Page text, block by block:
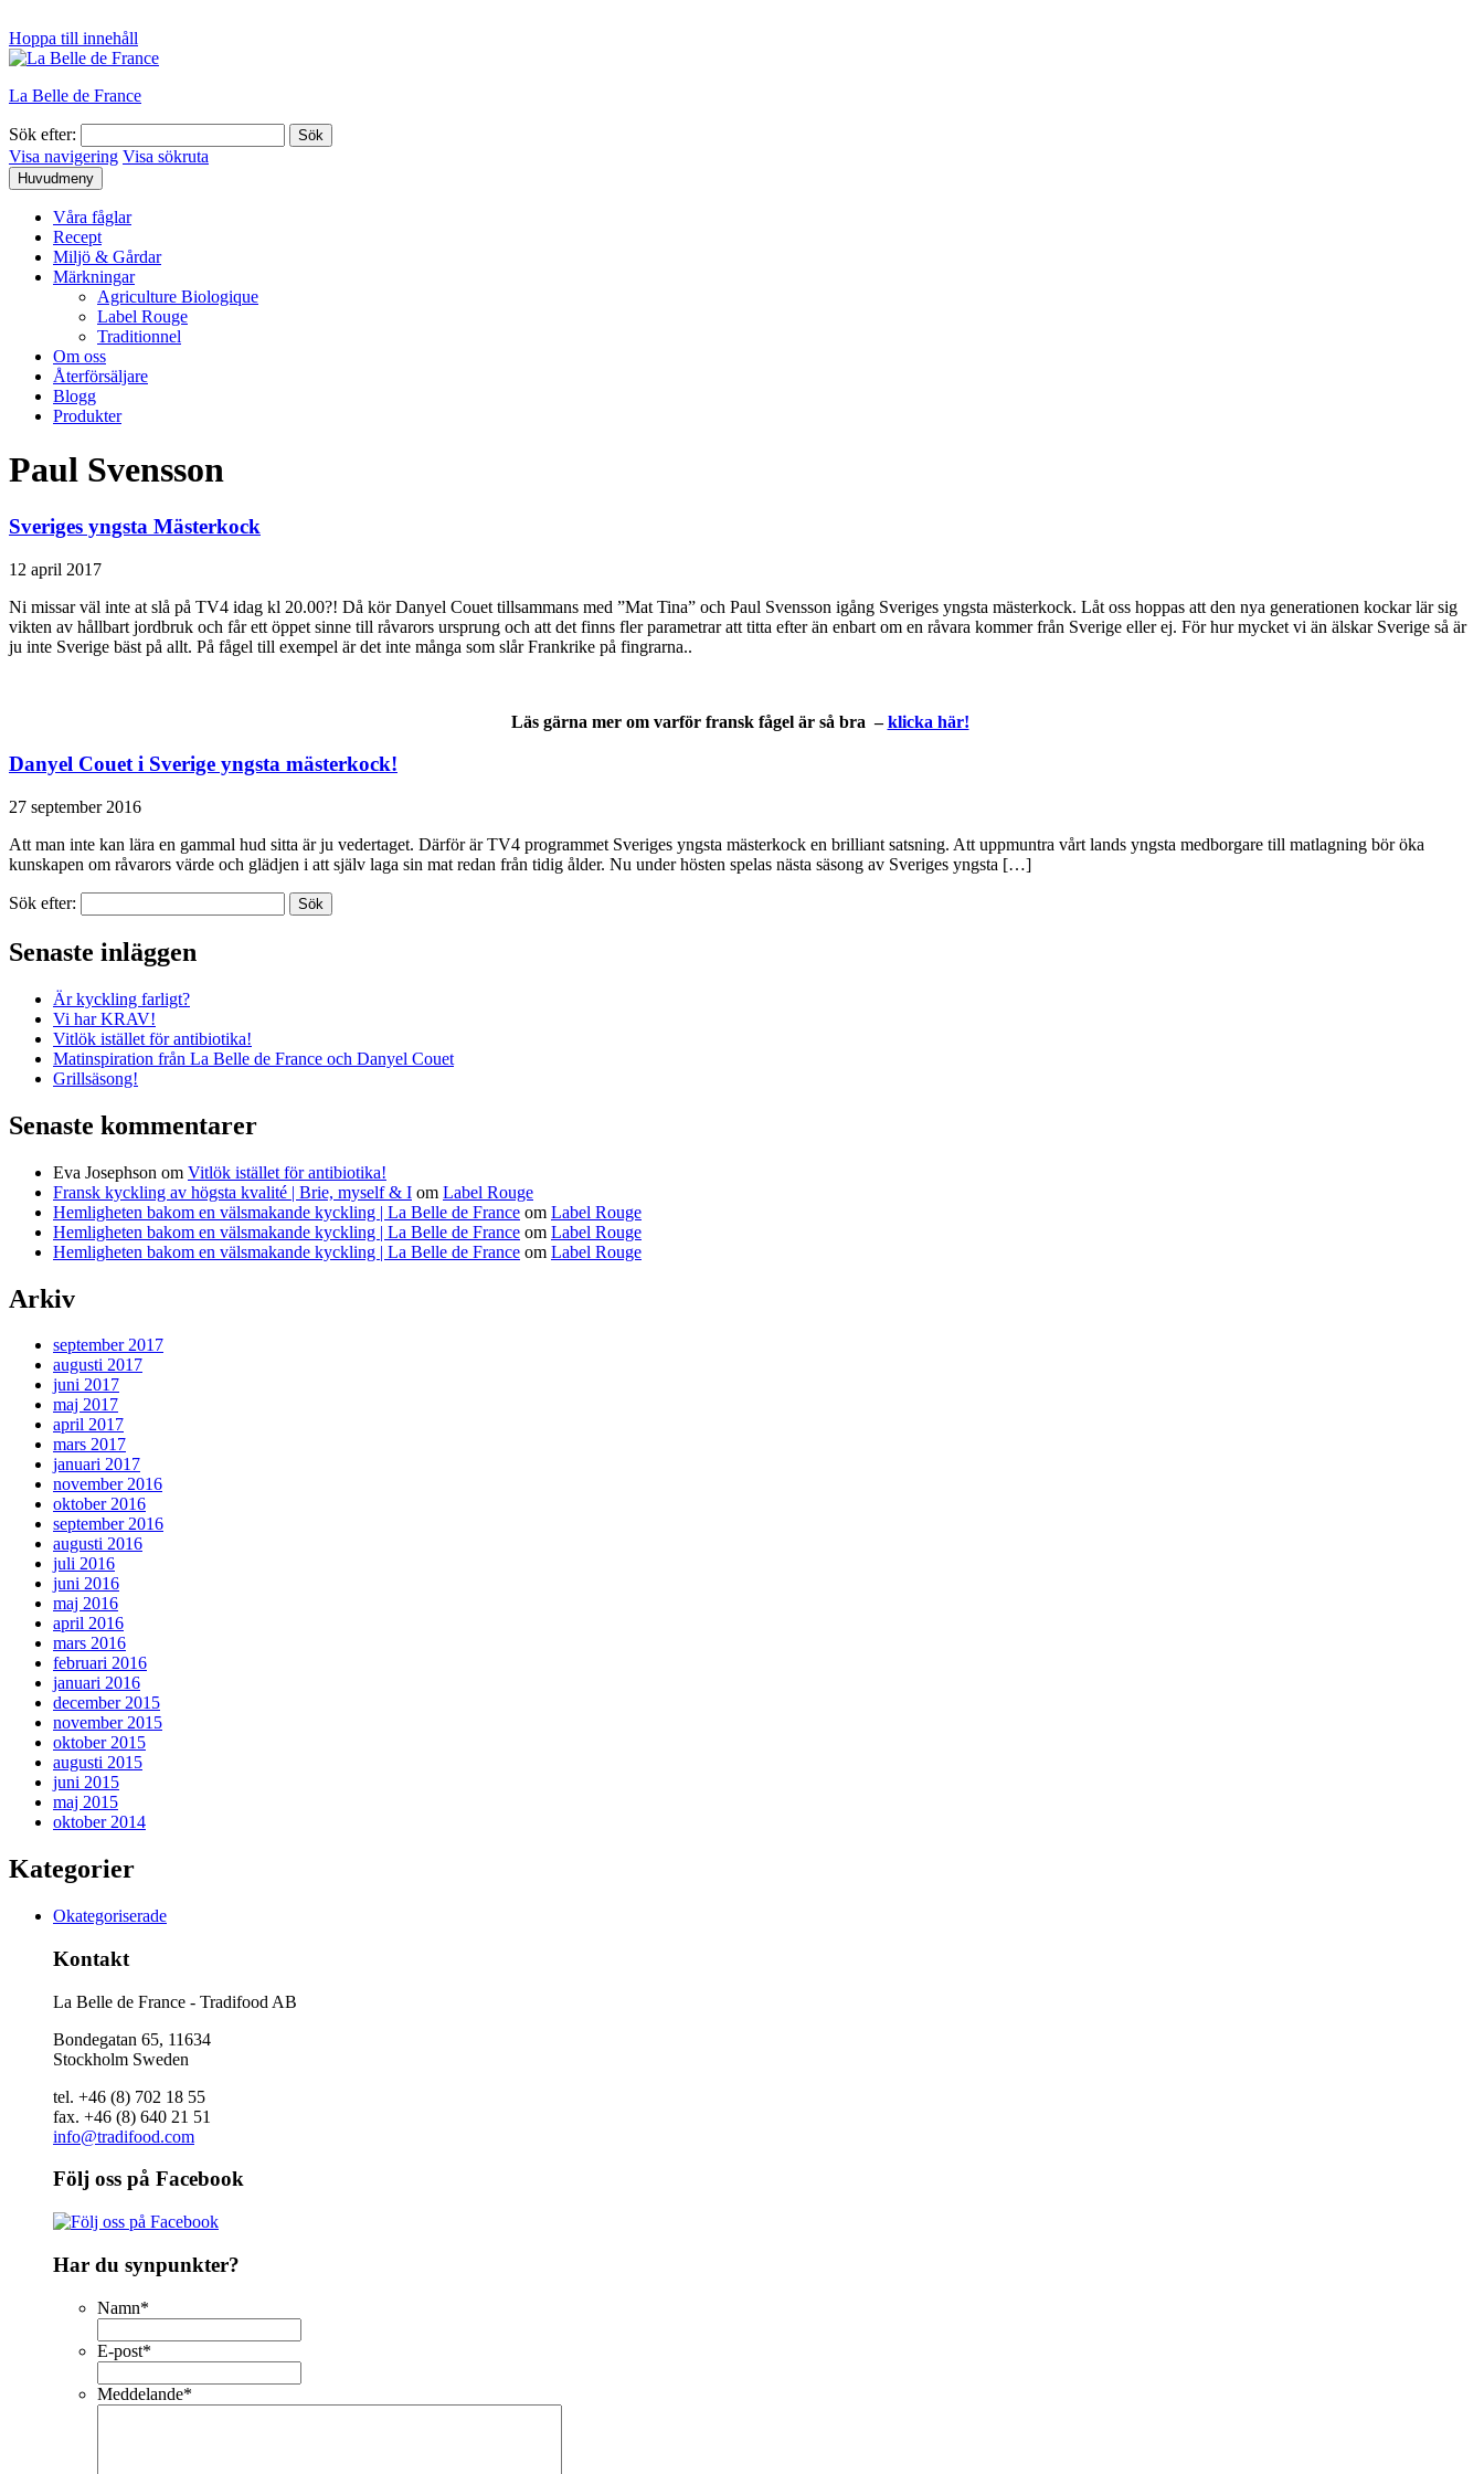
Hoppa till innehåll
La Belle de France
Sök efter:
Visa navigering Visa sökruta
Huvudmeny
Våra fåglar
Recept
Miljö & Gårdar
Märkningar
Agriculture Biologique
Label Rouge
Traditionnel
Om oss
Återförsäljare
Blogg
Produkter
Paul Svensson
Sveriges yngsta Mästerkock
12 april 2017
Ni missar väl inte at slå på TV4 idag kl 20.00?! Då kör Danyel Couet tillsammans med ”Mat Tina” och Paul Svensson igång Sveriges yngsta mästerkock. Låt oss hoppas att den nya generationen kockar lär sig
vikten av hållbart jordbruk och får ett öppet sinne till råvarors ursprung och att det finns fler parametrar att titta efter än enbart om en råvara kommer från Sverige eller ej. För hur mycket vi än älskar Sverige så är
ju inte Sverige bäst på allt. På fågel till exempel är det inte många som slår Frankrike på fingrarna..
Läs gärna mer om varför fransk fågel är så bra –klicka här!
Danyel Couet i Sverige yngsta mästerkock!
27 september 2016
Att man inte kan lära en gammal hud sitta är ju vedertaget. Därför är TV4 programmet Sveriges yngsta mästerkock en brilliant satsning. Att uppmuntra vårt lands yngsta medborgare till matlagning bör öka
kunskapen om råvarors värde och glädjen i att själv laga sin mat redan från tidig ålder. Nu under hösten spelas nästa säsong av Sveriges yngsta […]
Sök efter:
Senaste inläggen
Är kyckling farligt?
Vi har KRAV!
Vitlök istället för antibiotika!
Matinspiration från La Belle de France och Danyel Couet
Grillsäsong!
Senaste kommentarer
Eva Josephson om Vitlök istället för antibiotika!
Fransk kyckling av högsta kvalité | Brie, myself & I om Label Rouge
Hemligheten bakom en välsmakande kyckling | La Belle de France om Label Rouge
Hemligheten bakom en välsmakande kyckling | La Belle de France om Label Rouge
Hemligheten bakom en välsmakande kyckling | La Belle de France om Label Rouge
Arkiv
september 2017
augusti 2017
juni 2017
maj 2017
april 2017
mars 2017
januari 2017
november 2016
oktober 2016
september 2016
augusti 2016
juli 2016
juni 2016
maj 2016
april 2016
mars 2016
februari 2016
januari 2016
december 2015
november 2015
oktober 2015
augusti 2015
juni 2015
maj 2015
oktober 2014
Kategorier
Okategoriserade
Kontakt
La Belle de France - Tradifood AB
Bondegatan 65, 11634
Stockholm Sweden
tel. +46 (8) 702 18 55
fax. +46 (8) 640 21 51
info@tradifood.com
Följ oss på Facebook
Har du synpunkter?
Namn*
E-post*
Meddelande*